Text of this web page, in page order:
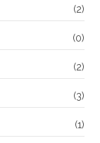
(2)
(0)
(2)
(3)
(1)